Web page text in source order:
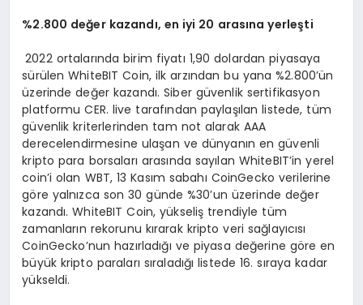
%2.800 değer kazandı, en iyi 20 arasına yerleşti
2022 ortalarında birim fiyatı 1,90 dolardan piyasaya
sürülen WhiteBIT Coin, ilk arzından bu yana %2.800’ün
üzerinde değer kazandı. Siber güvenlik sertifikasyon
platformu CER. live tarafından paylaşılan listede, tüm
güvenlik kriterlerinden tam not alarak AAA
derecelendirmesine ulaşan ve dünyanın en güvenli
kripto para borsaları arasında sayılan WhiteBIT’in yerel
coin’i olan WBT, 13 Kasım sabahı CoinGecko verilerine
göre yalnızca son 30 günde %30’un üzerinde değer
kazandı. WhiteBIT Coin, yükseliş trendiyle tüm
zamanların rekorunu kırarak kripto veri sağlayıcısı
CoinGecko’nun hazırladığı ve piyasa değerine göre en
büyük kripto paraları sıraladığı listede 16. sıraya kadar
yükseldi.